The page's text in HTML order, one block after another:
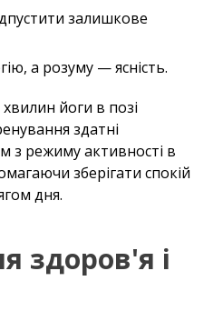
залишкове
а розуму — ясність.
йоги в позі
здатні
з режиму активності в
зберігати спокій
дня.
здоров'я і